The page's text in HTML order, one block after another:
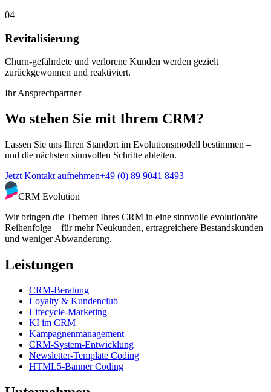
04
Revitalisierung
Churn-gefährdete und verlorene Kunden werden gezielt
zurückgewonnen und reaktiviert.
Ihr Ansprechpartner
Wo stehen Sie mit Ihrem CRM?
Lassen Sie uns Ihren Standort im Evolutionsmodell bestimmen –
und die nächsten sinnvollen Schritte ableiten.
Jetzt Kontakt aufnehmen+49 (0) 89 9041 8493
CRM Evolution
Wir bringen die Themen Ihres CRM in eine sinnvolle evolutionäre
Reihenfolge – für mehr Neukunden, ertragreichere Bestandskunden
und weniger Abwanderung.
Leistungen
CRM-Beratung
Loyalty & Kundenclub
Lifecycle-Marketing
KI im CRM
Kampagnenmanagement
CRM-System-Entwicklung
Newsletter-Template Coding
HTML5-Banner Coding